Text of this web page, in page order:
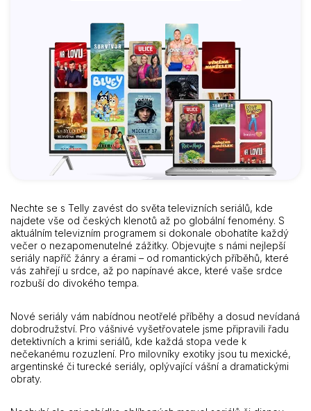
Nechte se s Telly zavést do světa televizních seriálů, kde
najdete vše od českých klenotů až po globální fenomény. S
aktuálním televizním programem si dokonale obohatíte každý
večer o nezapomenutelné zážitky. Objevujte s námi nejlepší
seriály napříč žánry a érami – od romantických příběhů, které
vás zahřejí u srdce, až po napínavé akce, které vaše srdce
rozbuší do divokého tempa.
Nové seriály vám nabídnou neotřelé příběhy a dosud nevídaná
dobrodružství. Pro vášnivé vyšetřovatele jsme připravili řadu
detektivních a krimi seriálů, kde každá stopa vede k
nečekanému rozuzlení. Pro milovníky exotiky jsou tu mexické,
argentinské či turecké seriály, oplývající vášní a dramatickými
obraty.